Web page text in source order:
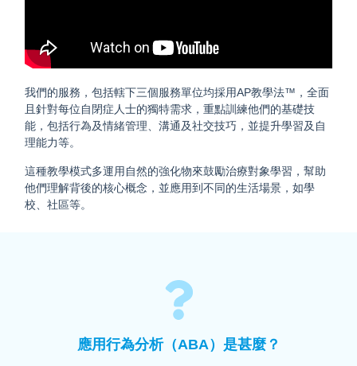
我們的服務，包括轄下三個服務單位均採用AP教學法™，全面
且針對每位自閉症人士的獨特需求，重點訓練他們的基礎技
能，包括行為及情緒管理、溝通及社交技巧，並提升學習及自
理能力等。
這種教學模式多運用自然的強化物來鼓勵治療對象學習，幫助
他們理解背後的核心概念，並應用到不同的生活場景，如學
校、社區等。
應用行為分析（ABA）是甚麼？